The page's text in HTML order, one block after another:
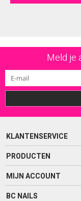
Meld je
KLANTENSERVICE
PRODUCTEN
MIJN ACCOUNT
BC NAILS